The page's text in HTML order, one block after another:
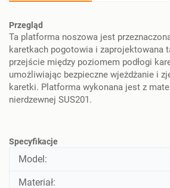
Przegląd
Ta platforma noszowa jest
karetkach pogotowia i zaprojektowana
przejście między poziomem podłogi
umożliwiając bezpieczne wjeżdżanie i
karetki. Platforma wykonana jest z
nierdzewnej SUS201.
Specyfikacje
Model:
Materiał: